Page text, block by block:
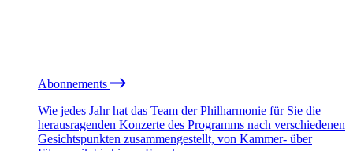
Abonnements
Wie jedes Jahr hat das Team der Philharmonie für Sie die
herausragenden Konzerte des Programms nach verschiedenen
Gesichtspunkten zusammengestellt, von Kammer- über